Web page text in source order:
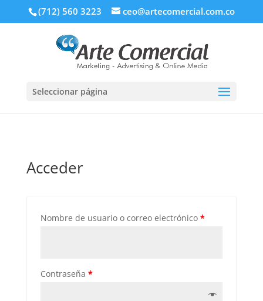
(712) 560 3223 ceo@artecomercial.com.co
Seleccionar página
Acceder
Nombre de usuario o correo electrónico *
Contraseña *